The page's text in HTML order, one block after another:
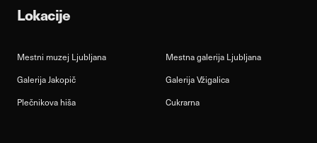
Lokacije
Mestni muzej Ljubljana
Mestna galerija Ljubljana
Galerija Jakopič
Galerija Vžigalica
Plečnikova hiša
Cukrarna